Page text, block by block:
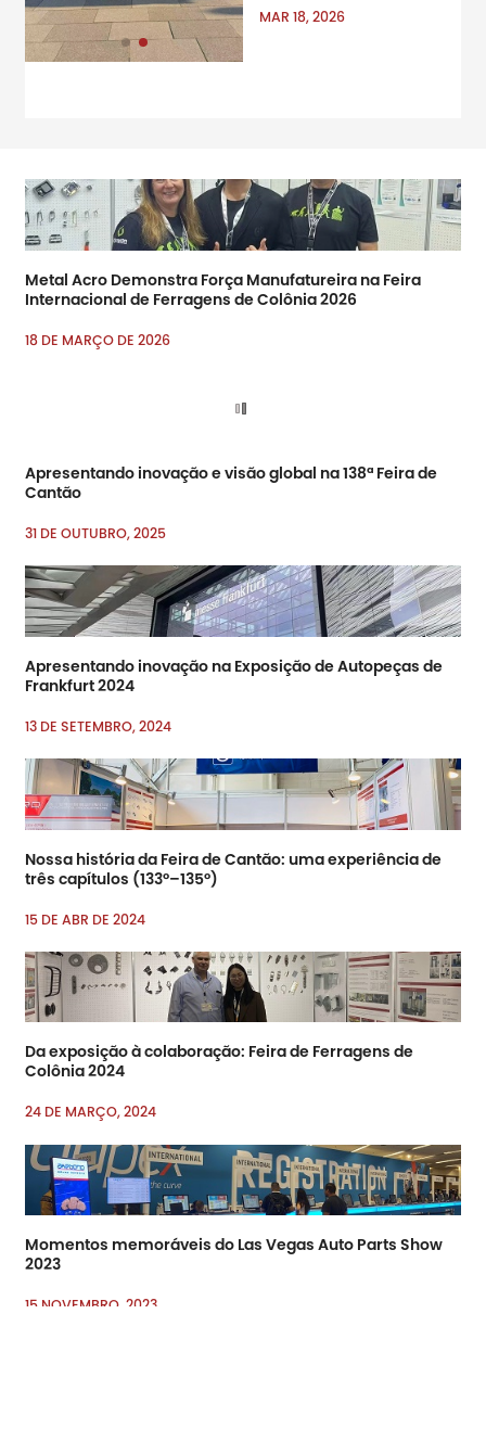
na Feira Internacional de
domésticas
MAR 18, 2026
Metal Acro Demonstra Força Manufatureira na Feira
Internacional de Ferragens de Colônia 2026
18 DE MARÇO DE 2026
Apresentando inovação e visão global na 138ª Feira de
Cantão
31 DE OUTUBRO, 2025
Apresentando inovação na Exposição de Autopeças de
Frankfurt 2024
13 DE SETEMBRO, 2024
Nossa história da Feira de Cantão: uma experiência de
três capítulos (133º–135º)
15 DE ABR DE 2024
Da exposição à colaboração: Feira de Ferragens de
Colônia 2024
24 DE MARÇO, 2024
Momentos memoráveis do Las Vegas Auto Parts Show
2023
15 NOVEMBRO, 2023